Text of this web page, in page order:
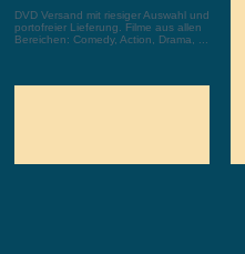
DVD Versand mit riesiger Auswahl und
portofreier Lieferung. Filme aus allen
Bereichen: Comedy, Action, Drama, ...